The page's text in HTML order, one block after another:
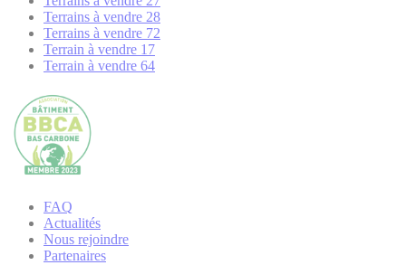
Terrains à vendre 28
Terrains à vendre 72
Terrain à vendre 17
Terrain à vendre 64
FAQ
Actualités
Nous rejoindre
Partenaires